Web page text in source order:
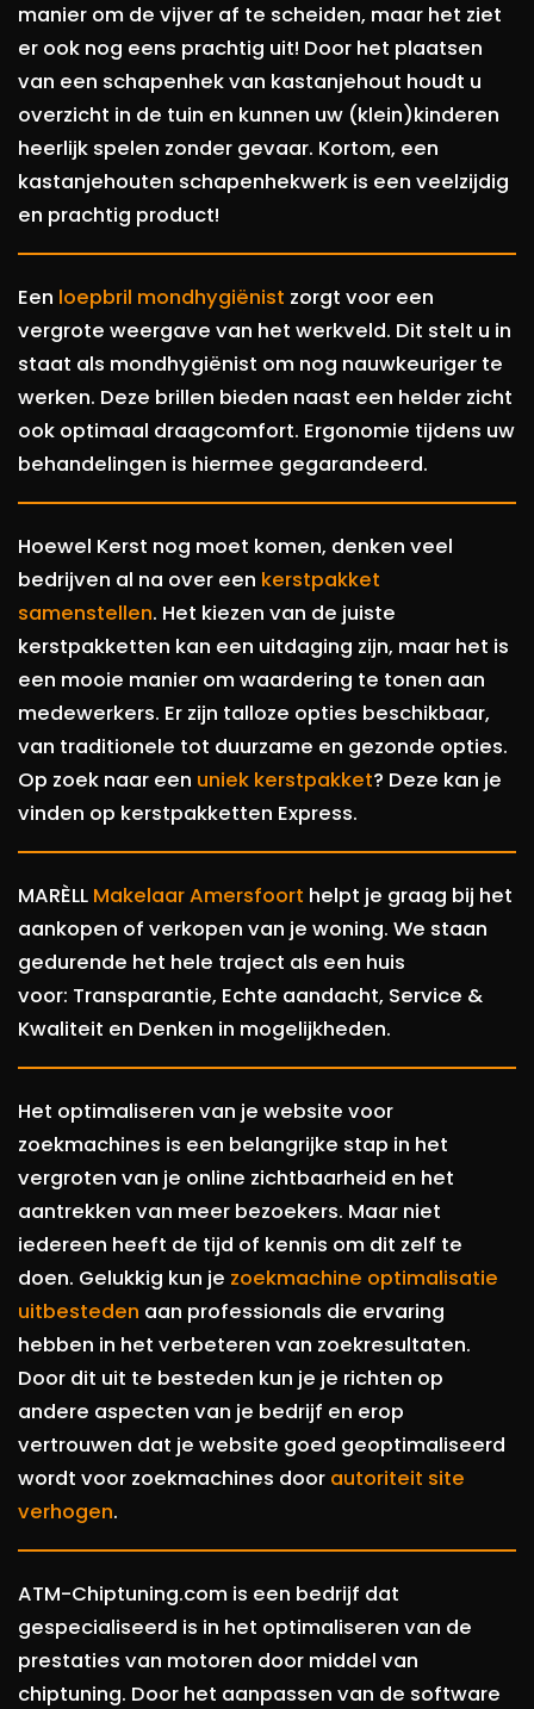
manier om de vijver af te scheiden, maar het ziet
er ook nog eens prachtig uit! Door het plaatsen
van een schapenhek van kastanjehout houdt u
overzicht in de tuin en kunnen uw (klein)kinderen
heerlijk spelen zonder gevaar. Kortom, een
kastanjehouten schapenhekwerk is een veelzijdig
en prachtig product!
Een loepbril mondhygiënist zorgt voor een
vergrote weergave van het werkveld. Dit stelt u in
staat als mondhygiënist om nog nauwkeuriger te
werken. Deze brillen bieden naast een helder zicht
ook optimaal draagcomfort. Ergonomie tijdens uw
behandelingen is hiermee gegarandeerd.
Hoewel Kerst nog moet komen, denken veel
bedrijven al na over een kerstpakket
samenstellen. Het kiezen van de juiste
kerstpakketten kan een uitdaging zijn, maar het is
een mooie manier om waardering te tonen aan
medewerkers. Er zijn talloze opties beschikbaar,
van traditionele tot duurzame en gezonde opties.
Op zoek naar een uniek kerstpakket? Deze kan je
vinden op kerstpakketten Express.
MARÈLL Makelaar Amersfoort helpt je graag bij het
aankopen of verkopen van je woning. We staan
gedurende het hele traject als een huis
voor: Transparantie, Echte aandacht, Service &
Kwaliteit en Denken in mogelijkheden.
Het optimaliseren van je website voor
zoekmachines is een belangrijke stap in het
vergroten van je online zichtbaarheid en het
aantrekken van meer bezoekers. Maar niet
iedereen heeft de tijd of kennis om dit zelf te
doen. Gelukkig kun je zoekmachine optimalisatie
uitbesteden aan professionals die ervaring
hebben in het verbeteren van zoekresultaten.
Door dit uit te besteden kun je je richten op
andere aspecten van je bedrijf en erop
vertrouwen dat je website goed geoptimaliseerd
wordt voor zoekmachines door autoriteit site
verhogen.
ATM-Chiptuning.com is een bedrijf dat
gespecialiseerd is in het optimaliseren van de
prestaties van motoren door middel van
chiptuning. Door het aanpassen van de software